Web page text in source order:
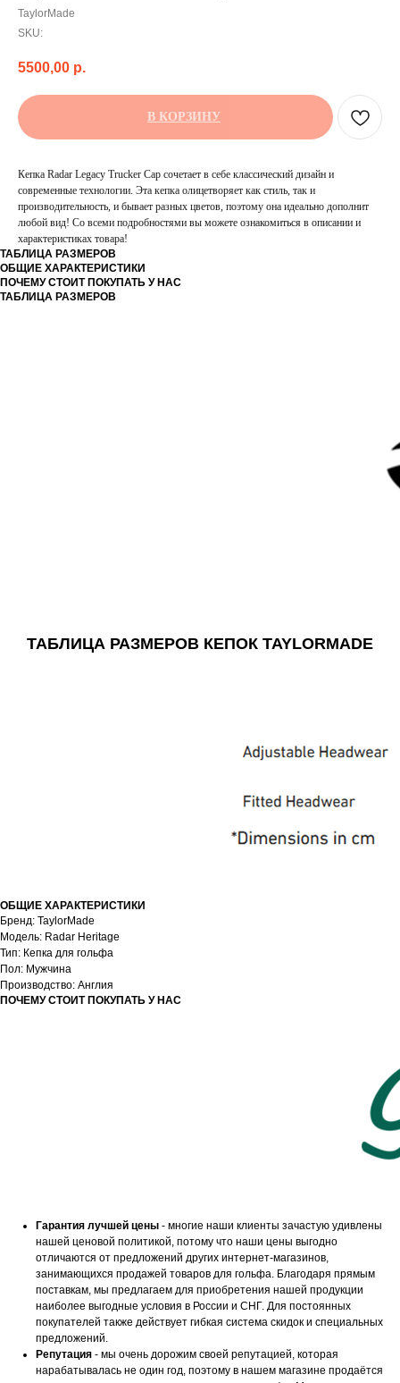
TaylorMade
SKU:
5500,00 р.
В КОРЗИНУ
Кепка Radar Legacy Trucker Cap сочетает в себе классический дизайн и
современные технологии. Эта кепка олицетворяет как стиль, так и
производительность, и бывает разных цветов, поэтому она идеально дополнит
любой вид! Со всеми подробностями вы можете ознакомиться в описании и
характеристиках товара!
ТАБЛИЦА РАЗМЕРОВ
ОБЩИЕ ХАРАКТЕРИСТИКИ
ПОЧЕМУ СТОИТ ПОКУПАТЬ У НАС
ТАБЛИЦА РАЗМЕРОВ
ТАБЛИЦА РАЗМЕРОВ КЕПОК TAYLORMADE
ОБЩИЕ ХАРАКТЕРИСТИКИ
Бренд: TaylorMade
Модель: Radar Heritage
Тип: Кепка для гольфа
Пол: Мужчина
Производство: Англия
ПОЧЕМУ СТОИТ ПОКУПАТЬ У НАС
Гарантия лучшей цены - многие наши клиенты зачастую удивлены
нашей ценовой политикой, потому что наши цены выгодно
отличаются от предложений других интернет-магазинов,
занимающихся продажей товаров для гольфа. Благодаря прямым
поставкам, мы предлагаем для приобретения нашей продукции
наиболее выгодные условия в России и СНГ. Для постоянных
покупателей также действует гибкая система скидок и специальных
предложений.
Репутация - мы очень дорожим своей репутацией, которая
нарабатывалась не один год, поэтому в нашем магазине продаётся